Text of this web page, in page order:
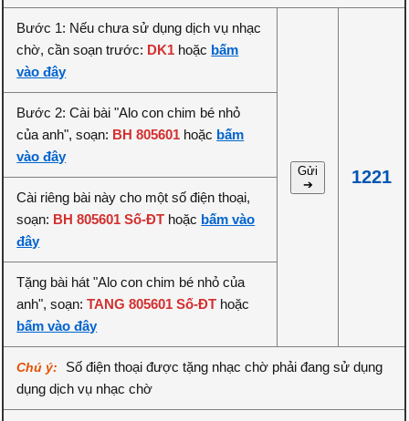
Bước 1: Nếu chưa sử dụng dịch vụ nhạc
chờ, cần soạn trước: DK1 hoặc bấm
vào đây
Gửi
➔
1221
Bước 2: Cài bài "Alo con chim bé nhỏ
của anh", soạn: BH 805601 hoặc bấm
vào đây
Cài riêng bài này cho một số điện thoại,
soạn: BH 805601 Số-ĐT hoặc bấm vào
đây
Tặng bài hát "Alo con chim bé nhỏ của
anh", soạn:TANG 805601 Số-ĐT hoặc
bấm vào đây
Chú ý:
Số điện thoại được tặng nhạc chờ phải đang sử dụng
dụng dịch vụ nhạc chờ